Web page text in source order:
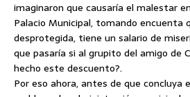
imaginaron que causaría el malestar
Palacio Municipal, tomando encuenta
desprotegida, tiene un salario de
que pasaría si al grupito del amigo de
hecho este descuento?.
Por eso ahora, antes de que concluya